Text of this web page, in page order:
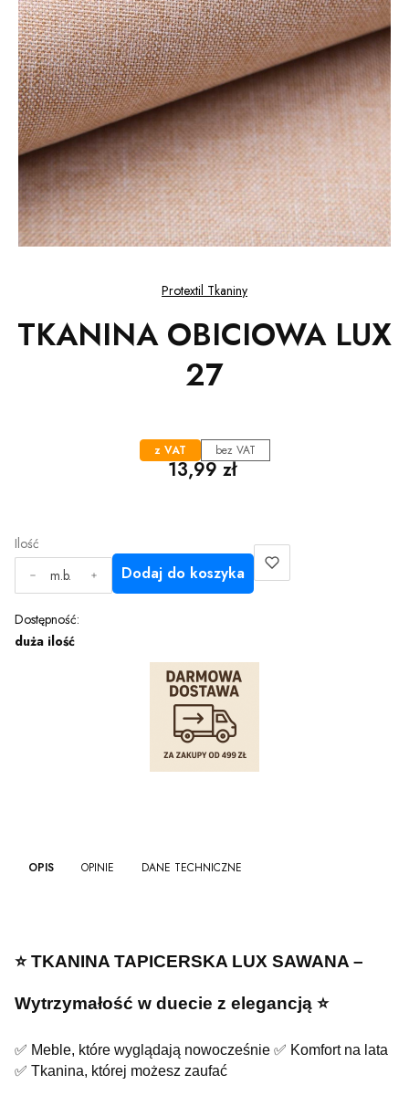
Protextil Tkaniny
TKANINA OBICIOWA LUX
27
z VAT bez VAT
Cena
13,99 zł
Ilość
m.b.
Dodaj do koszyka
Dostępność:
duża ilość
OPIS OPINIE DANE TECHNICZNE
⭐️ TKANINA TAPICERSKA LUX SAWANA –
Wytrzymałość w duecie z elegancją ⭐️
✅ Meble, które wyglądają nowocześnie ✅ Komfort na lata
✅ Tkanina, której możesz zaufać